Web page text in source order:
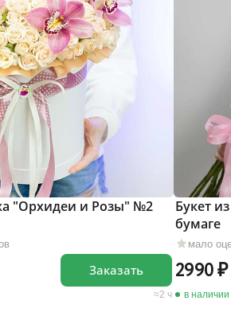
"Орхидеи и Розы" №2
2 ч
Заказать
мало
Букет
бумаге
2990
в наличии